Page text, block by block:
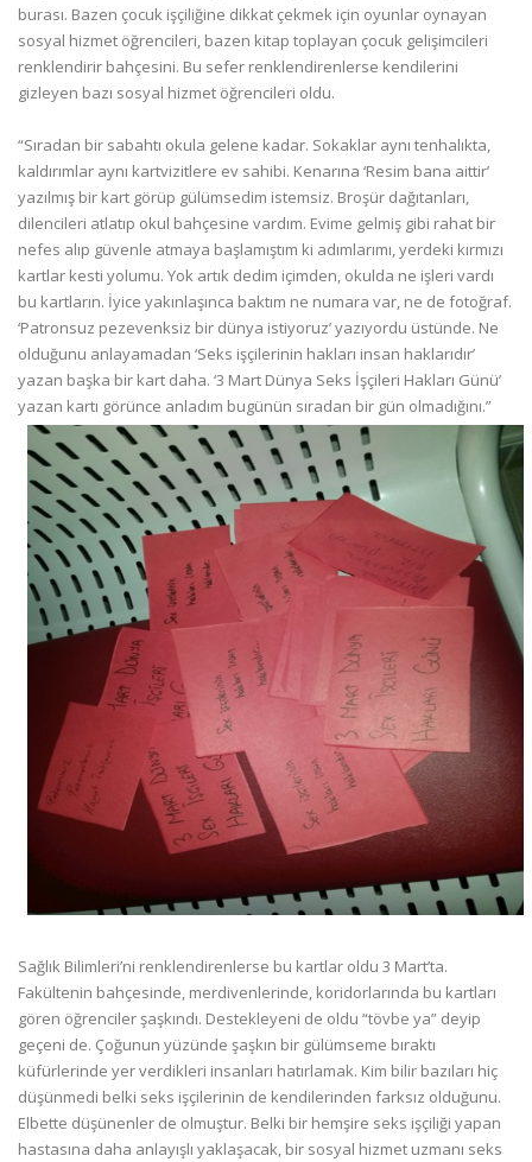
burası. Bazen çocuk işçiliğine dikkat çekmek için oyunlar oynayan
sosyal hizmet öğrencileri, bazen kitap toplayan çocuk gelişimcileri
renklendirir bahçesini. Bu sefer renklendirenlerse kendilerini
gizleyen bazı sosyal hizmet öğrencileri oldu.
“Sıradan bir sabahtı okula gelene kadar. Sokaklar aynı tenhalıkta,
kaldırımlar aynı kartvizitlere ev sahibi. Kenarına ‘Resim bana aittir’
yazılmış bir kart görüp gülümsedim istemsiz. Broşür dağıtanları,
dilencileri atlatıp okul bahçesine vardım. Evime gelmiş gibi rahat bir
nefes alıp güvenle atmaya başlamıştım ki adımlarımı, yerdeki kırmızı
kartlar kesti yolumu. Yok artık dedim içimden, okulda ne işleri vardı
bu kartların. İyice yakınlaşınca baktım ne numara var, ne de fotoğraf.
‘Patronsuz pezevenksiz bir dünya istiyoruz’ yazıyordu üstünde. Ne
olduğunu anlayamadan ‘Seks işçilerinin hakları insan haklarıdır’
yazan başka bir kart daha. ‘3 Mart Dünya Seks İşçileri Hakları Günü’
yazan kartı görünce anladım bugünün sıradan bir gün olmadığını.”
Sağlık Bilimleri’ni renklendirenlerse bu kartlar oldu 3 Mart’ta.
Fakültenin bahçesinde, merdivenlerinde, koridorlarında bu kartları
gören öğrenciler şaşkındı. Destekleyeni de oldu “tövbe ya” deyip
geçeni de. Çoğunun yüzünde şaşkın bir gülümseme bıraktı
küfürlerinde yer verdikleri insanları hatırlamak. Kim bilir bazıları hiç
düşünmedi belki seks işçilerinin de kendilerinden farksız olduğunu.
Elbette düşünenler de olmuştur. Belki bir hemşire seks işçiliği yapan
hastasına daha anlayışlı yaklaşacak, bir sosyal hizmet uzmanı seks